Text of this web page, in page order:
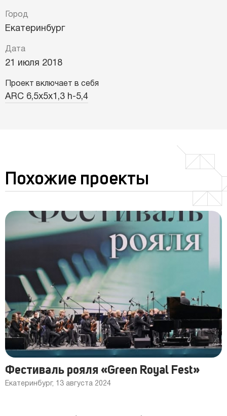
Город
Екатеринбург
Дата
21 июля 2018
Проект включает в себя
ARC 6,5х5х1,3 h-5,4
Похожие проекты
Фестиваль рояля «Green Royal Fest»
Екатеринбург, 13 августа 2024